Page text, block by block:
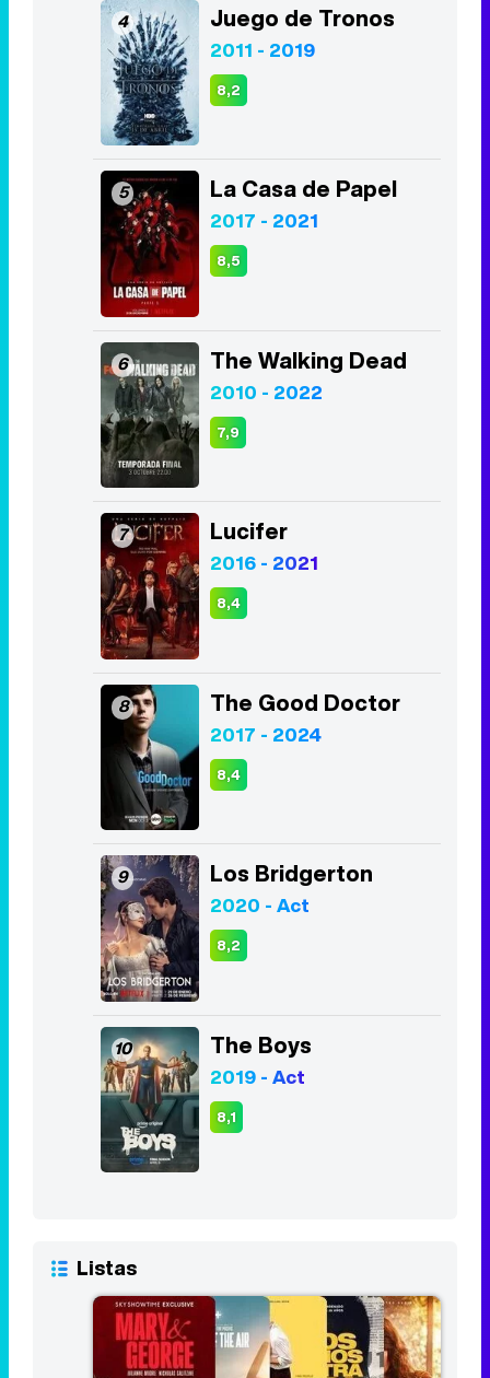
4 Juego de Tronos
2011 - 2019
8,2
5 La Casa de Papel
2017 - 2021
8,5
6 The Walking Dead
2010 - 2022
7,9
7 Lucifer
2016 - 2021
8,4
8 The Good Doctor
2017 - 2024
8,4
9 Los Bridgerton
2020 - Act
8,2
10 The Boys
2019 - Act
8,1
Listas